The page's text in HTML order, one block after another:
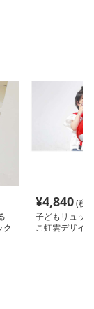
ク
¥4,840(税
子どもリュッ
こ虹雲デザイ